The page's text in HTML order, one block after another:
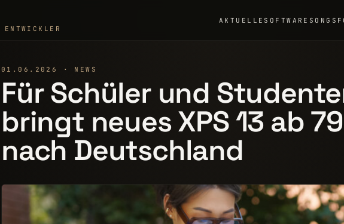
AKTUELLE SOFTWARE SONGS
01.06.2026 · NEWS
Für Schüler und
bringt neues XPS 13 ab
nach Deutschland